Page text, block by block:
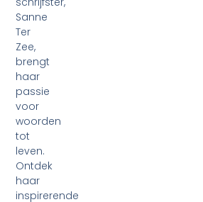
Sanne
Ter
Zee,
brengt
haar
passie
voor
woorden
tot
leven.
Ontdek
haar
inspirerende